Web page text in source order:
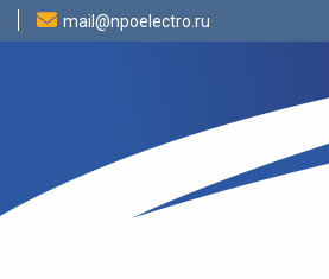
mail@npoelectro.ru